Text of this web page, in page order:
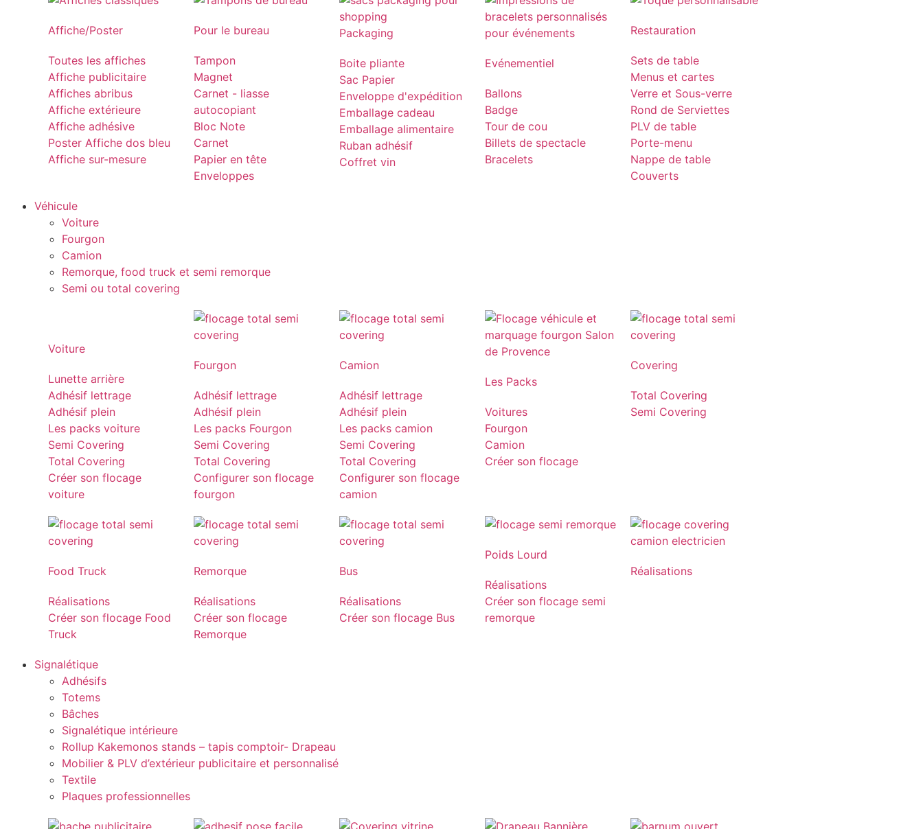
Affiche/Poster
Toutes les affiches
Affiche publicitaire
Affiches abribus
Affiche extérieure
Affiche adhésive
Poster Affiche dos bleu
Affiche sur-mesure
Pour le bureau
Tampon
Magnet
Carnet - liasse
autocopiant
Bloc Note
Carnet
Papier en tête
Enveloppes
Packaging
Boite pliante
Sac Papier
Enveloppe d'expédition
Emballage cadeau
Emballage alimentaire
Ruban adhésif
Coffret vin
Evénementiel
Ballons
Badge
Tour de cou
Billets de spectacle
Bracelets
Restauration
Sets de table
Menus et cartes
Verre et Sous-verre
Rond de Serviettes
PLV de table
Porte-menu
Nappe de table
Couverts
Véhicule
Voiture
Fourgon
Camion
Remorque, food truck et semi remorque
Semi ou total covering
Voiture
Lunette arrière
Adhésif lettrage
Adhésif plein
Les packs voiture
Semi Covering
Total Covering
Créer son flocage
voiture
Fourgon
Adhésif lettrage
Adhésif plein
Les packs Fourgon
Semi Covering
Total Covering
Configurer son flocage
fourgon
Camion
Adhésif lettrage
Adhésif plein
Les packs camion
Semi Covering
Total Covering
Configurer son flocage
camion
Les Packs
Voitures
Fourgon
Camion
Créer son flocage
Covering
Total Covering
Semi Covering
Food Truck
Réalisations
Créer son flocage Food
Truck
Remorque
Réalisations
Créer son flocage
Remorque
Bus
Réalisations
Créer son flocage Bus
Poids Lourd
Réalisations
Créer son flocage semi
remorque
Réalisations
Signalétique
Adhésifs
Totems
Bâches
Signalétique intérieure
Rollup Kakemonos stands – tapis comptoir- Drapeau
Mobilier & PLV d’extérieur publicitaire et personnalisé
Textile
Plaques professionnelles